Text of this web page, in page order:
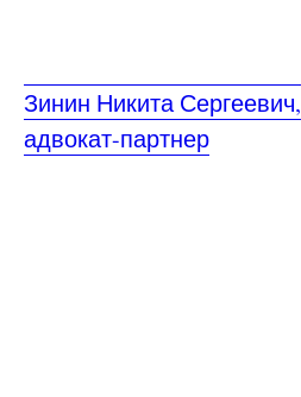
Зинин Никита Сергеевич,
адвокат-партнер